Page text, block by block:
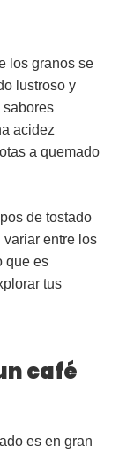
los granos se
lustroso y
sabores
acidez
a quemado
de tostado
entre los
que es
tus
café
es en gran